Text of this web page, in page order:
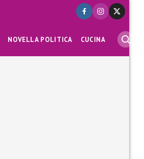
NOVELLA POLITICA CUCINA